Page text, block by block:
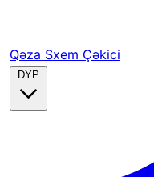
Qəza Sxem Çəkici
DYP